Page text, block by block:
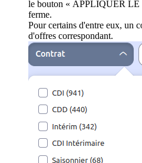
le bouton « APPLIQUER LE
ferme.
Pour certains d'entre eux, un
d'offres correspondant.